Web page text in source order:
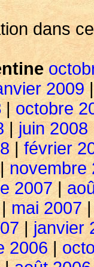
dans
2009
| octobre
| juin 2008
| février
novembre
2007 |
mai 2007
|janvier
2006|